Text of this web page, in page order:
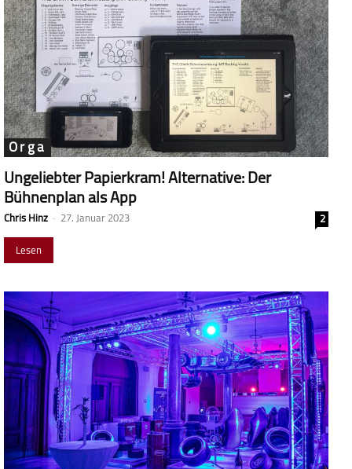
Orga
Ungeliebter Papierkram! Alternative: Der
Bühnenplan als App
Chris Hinz - 27. Januar 2023
2
Lesen